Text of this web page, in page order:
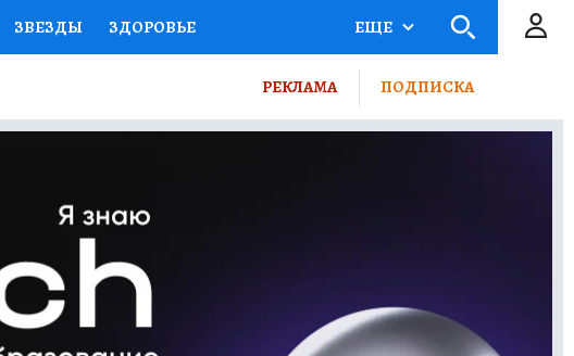
ЗВЕЗДЫ ЗДОРОВЬЕ
СЕКРЕТЫ ПУТЕВОДИТЕЛЬ
ЕЩЕ
РЕКЛАМА ПОДПИСКА